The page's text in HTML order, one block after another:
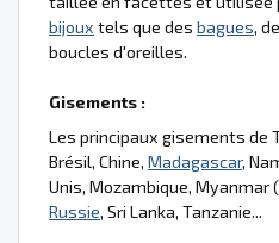
bijoux tels que des bagues,
boucles d'oreilles.
Gisements :
Les principaux gisements de
Brésil, Chine, Madagascar,
Unis, Mozambique, Myanmar
Russie, Sri Lanka, Tanzanie...